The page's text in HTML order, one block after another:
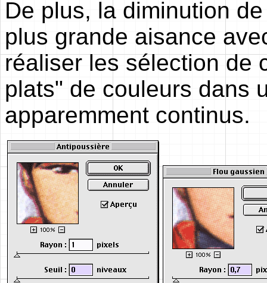
De plus, la diminution
plus grande aisance
réaliser les sélection de
plats" de couleurs dans
apparemment continus.